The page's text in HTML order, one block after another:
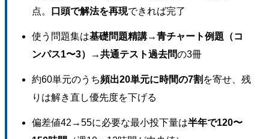
点。
口頭で解法を再現できれば完了
使う問題集は基礎問題精講→青チャート例題（コ
ンパス1〜3）→共通テスト過去問の3冊
約60単元のうち頻出20単元に時間の7割 を寄せ、残
りは解き直し優先度を下げる
偏差値42→55に必要な最小投下量は半年で120〜